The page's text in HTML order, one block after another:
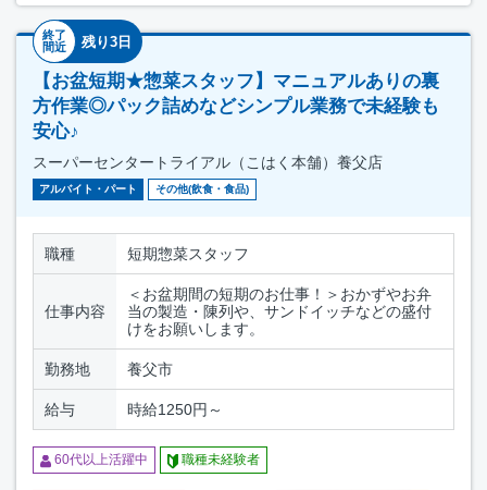
終了
間近
残り3日
【お盆短期★惣菜スタッフ】マニュアルありの裏
方作業◎パック詰めなどシンプル業務で未経験も
安心♪
スーパーセンタートライアル（こはく本舗）養父店
アルバイト・パート その他(飲食・食品)
職種 短期惣菜スタッフ
仕事内容
＜お盆期間の短期のお仕事！＞おかずやお弁
当の製造・陳列や、サンドイッチなどの盛付
けをお願いします。
勤務地 養父市
給与 時給1250円～
60代以上活躍中 職種未経験者